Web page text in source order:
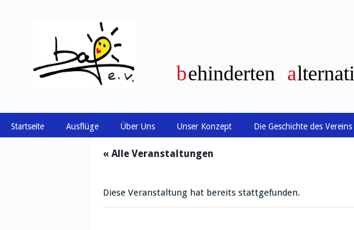
Startseite Ausflüge Über Uns Unser Konzept Die Geschichte des Vereins
« Alle Veranstaltungen
Diese Veranstaltung hat bereits stattgefunden.